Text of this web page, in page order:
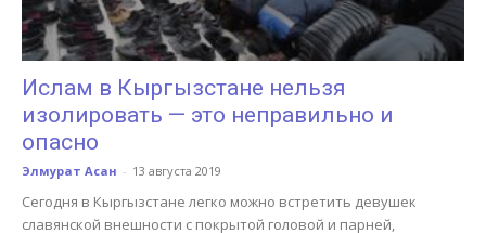
Ислам в Кыргызстане нельзя
изолировать — это неправильно и
опасно
Элмурат Асан - 13 августа 2019
Сегодня в Кыргызстане легко можно встретить девушек
славянской внешности с покрытой головой и парней,